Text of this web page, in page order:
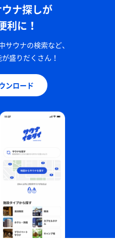
ナ探しが
利に！
サウナの検索など、
盛りだくさん！
ンロード